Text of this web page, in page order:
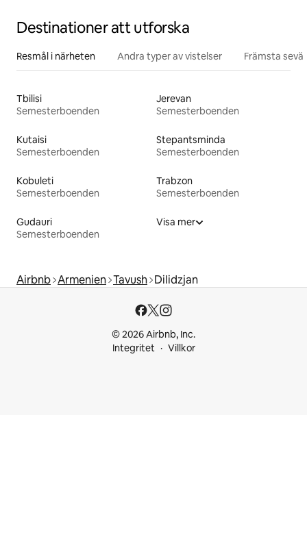
Destinationer att utforska
Resmål i närheten Andra typer av vistelser Främsta
Tbilisi
Semesterboenden
Jerevan
Semesterboenden
Kutaisi
Semesterboenden
Stepantsminda
Semesterboenden
Kobuleti
Semesterboenden
Trabzon
Semesterboenden
Gudauri
Semesterboenden
Visa mer
Airbnb Armenien Tavush Dilidzjan
© 2026 Airbnb, Inc.
Integritet
Villkor